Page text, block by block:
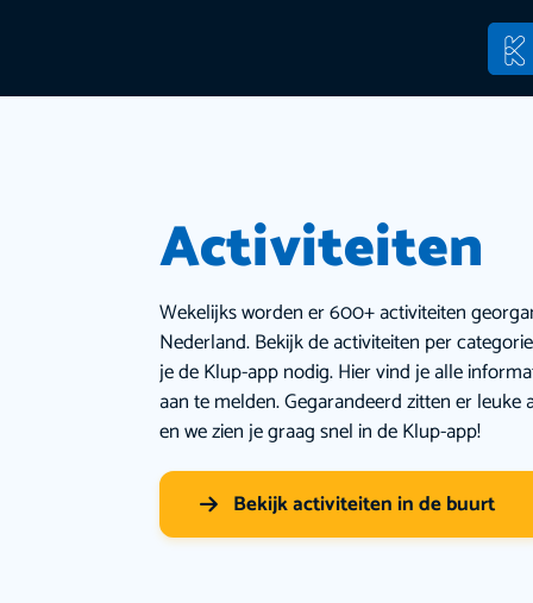
Activiteiten
Wekelijks worden er 600+ activiteiten
Nederland. Bekijk de activiteiten per
je de Klup-app nodig. Hier vind je alle
aan te melden. Gegarandeerd zitten er
en we zien je graag snel in de Klup-app!
Bekijk activiteiten in de buurt